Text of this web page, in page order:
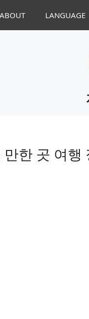
ABOUT LANGUAGE
한 곳 여행